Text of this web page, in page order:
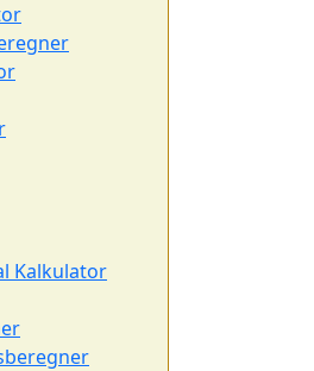
Kalkulator